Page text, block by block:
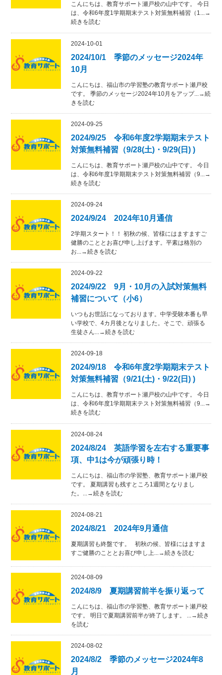
こんにちは、教育サポート瀬戸校の山中です。 今日
は、令和6年度1学期期末テスト対策無料補習（1...→
続きを読む
2024-10-01
2024/10/1 季節のメッセージ2024年
10月
こんにちは、福山市の学習塾の教育サポート瀬戸校
です。 季節のメッセージ2024年10月をアップ...→続
きを読む
2024-09-25
2024/9/25 令和6年度2学期期末テスト
対策無料補習（9/28(土)・9/29(日) )
こんにちは、教育サポート瀬戸校の山中です。 今日
は、令和6年度1学期期末テスト対策無料補習（9...→
続きを読む
2024-09-24
2024/9/24 2024年10月通信
2学期スタート！！ 初秋の候、皆様にはますますご
健勝のこととお喜び申し上げます。平素は格別の
お...→続きを読む
2024-09-22
2024/9/22 9月・10月の入試対策無料
補習について（小6）
いつもお世話になっております。中学受験本番も早
い学校で、4カ月後となりました。そこで、頑張る
生徒さん...→続きを読む
2024-09-18
2024/9/18 令和6年度2学期期末テスト
対策無料補習（9/21(土)・9/22(日) )
こんにちは、教育サポート瀬戸校の山中です。 今日
は、令和6年度1学期期末テスト対策無料補習（9...→
続きを読む
2024-08-24
2024/8/24 英語学習を左右する重要事
項、中1は今が頑張り時！
こんにちは、福山市の学習塾、教育サポート瀬戸校
です。 夏期講習も残すところ1週間となりまし
た。...→続きを読む
2024-08-21
2024/8/21 2024年9月通信
夏期講習も終盤です。 初秋の候、皆様にはますま
すご健勝のこととお喜び申し上...→続きを読む
2024-08-09
2024/8/9 夏期講習前半を振り返って
こんにちは、福山市の学習塾、教育サポート瀬戸校
です。 明日で夏期講習前半が終了します。 ...→続き
を読む
2024-08-02
2024/8/2 季節のメッセージ2024年8
月